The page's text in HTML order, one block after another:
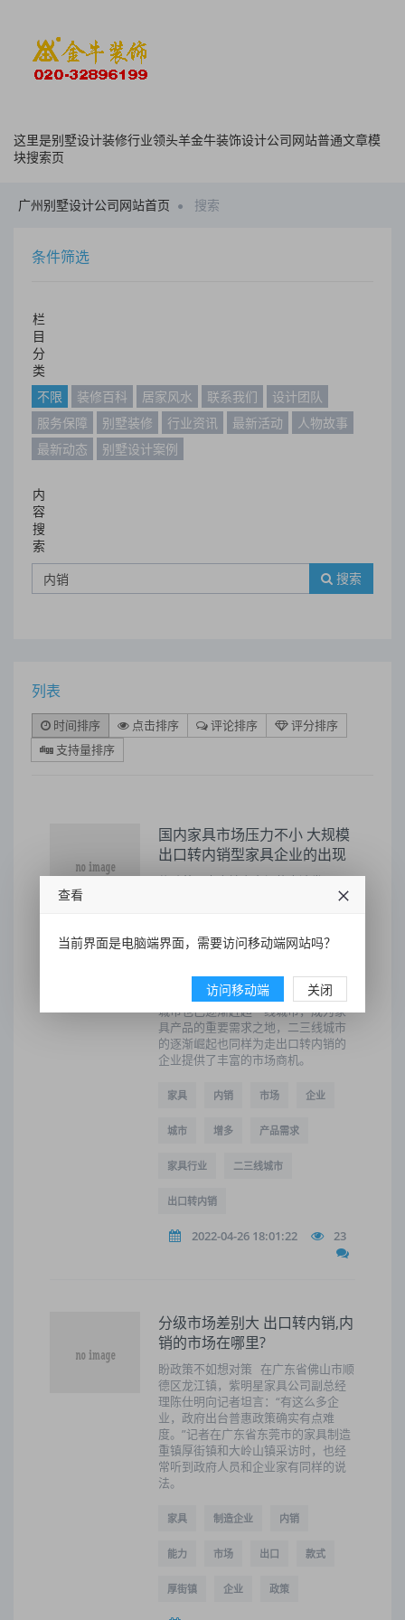
这里是别墅设计装修行业领头羊金牛装饰设计公司网站普通文章模
块搜索页
广州别墅设计公司网站首页 搜索
条件筛选
栏
目
分
类
不限
装修百科 居家风水 联系我们
设计团队
服务保障
别墅装修 行业资讯 最新活动
人物故事
最新动态
别墅设计案例
内
容
搜
索
搜索
列表
时间排序 点击排序 评论排序
评分排序
支持量排序
国内家具市场压力不小 大规模
出口转内销型家具企业的出现
伴随着国内房地产市场的高速发展，
家具外贸企业踏上内销就显得顺理成
伴随着近两年房地产市场销量以及未
产品的需求量得到了长足的增长，且
随着国家对二三线城市的开发，低端
城市也已逐渐赶超一线城市，成为家
具产品的重要需求之地，二三线城市
的逐渐崛起也同样为走出口转内销的
企业提供了丰富的市场商机。
家具 内销 市场 企业
城市 增多 产品需求
家具行业 二三线城市
出口转内销
2022-04-26 18:01:22 23
分级市场差别大 出口转内销,内
销的市场在哪里?
盼政策不如想对策 在广东省佛山市顺
德区龙江镇，紫明星家具公司副总经
理陈仕明向记者坦言：“有这么多企
业，政府出台普惠政策确实有点难
度。”记者在广东省东莞市的家具制造
重镇厚街镇和大岭山镇采访时，也经
常听到政府人员和企业家有同样的说
法。
家具 制造企业 内销
能力 市场 出口 款式
厚街镇 企业 政策
查看
当前界面是电脑端界面，需要访问移动端网站吗？
访问移动端 关闭